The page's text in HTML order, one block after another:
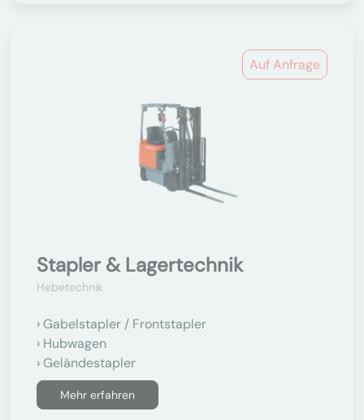
Auf Anfrage
Stapler & Lagertechnik
Hebetechnik
Gabelstapler / Frontstapler
Hubwagen
Geländestapler
Mehr erfahren